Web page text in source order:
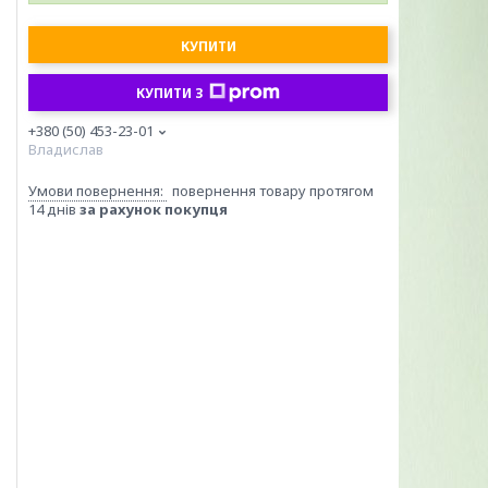
КУПИТИ
КУПИТИ З
+380 (50) 453-23-01
Владислав
повернення товару протягом
14 днів за рахунок покупця